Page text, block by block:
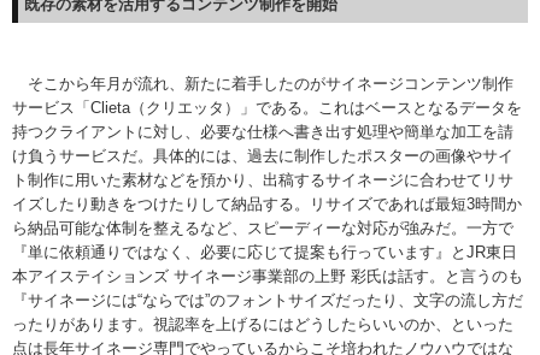
既存の素材を活用する コンテンツ制作を開始
そこから年月が流れ、新たに着手したのがサイネージコンテンツ制作
サービス「Clieta（クリエッタ）」である。これはベースとなるデータを
持つクライアントに対し、必要な仕様へ書き出す処理や簡単な加工を請
け負うサービスだ。具体的には、過去に制作したポスターの画像やサイ
ト制作に用いた素材などを預かり、出稿するサイネージに合わせてリサ
イズしたり動きをつけたりして納品する。リサイズであれば最短3時間か
ら納品可能な体制を整えるなど、スピーディーな対応が強みだ。一方で
『単に依頼通りではなく、必要に応じて提案も行っています』とJR東日
本アイステイションズ サイネージ事業部の上野 彩氏は話す。と言うのも
『サイネージには“ならでは”のフォントサイズだったり、文字の流し方だ
ったりがあります。視認率を上げるにはどうしたらいいのか、といった
点は長年サイネージ専門でやっているからこそ培われたノウハウではな